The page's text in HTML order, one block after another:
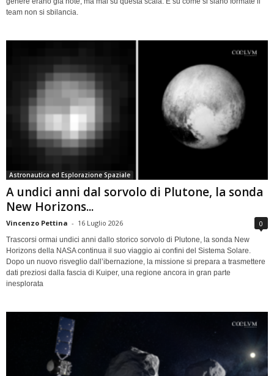
team non si sbilancia.
Astronautica ed Esplorazione Spaziale
A undici anni dal sorvolo di Plutone, la sonda
New Horizons...
Vincenzo Pettina - 16 Luglio 2026 0
Trascorsi ormai undici anni dallo storico sorvolo di Plutone, la sonda New
Horizons della NASA continua il suo viaggio ai confini del Sistema Solare.
Dopo un nuovo risveglio dall’ibernazione, la missione si prepara a trasmettere
dati preziosi dalla fascia di Kuiper, una regione ancora in gran parte
inesplorata